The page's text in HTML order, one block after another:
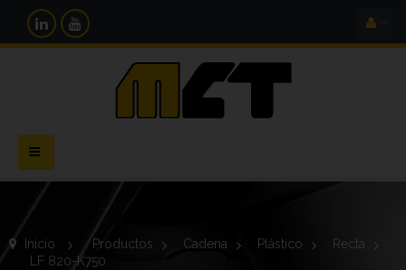
Navegación
Toggle
Inicio > Productos > Cadena > Plástico >
Recta
LF 820-K750